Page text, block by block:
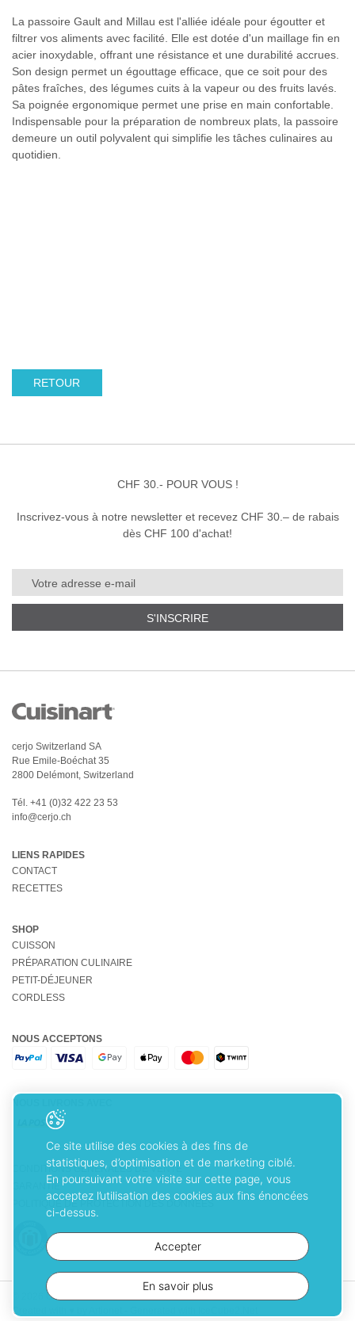
La passoire Gault and Millau est l'alliée idéale pour égoutter et
filtrer vos aliments avec facilité. Elle est dotée d'un maillage fin en
acier inoxydable, offrant une résistance et une durabilité accrues.
Son design permet un égouttage efficace, que ce soit pour des
pâtes fraîches, des légumes cuits à la vapeur ou des fruits lavés.
Sa poignée ergonomique permet une prise en main confortable.
Indispensable pour la préparation de nombreux plats, la passoire
demeure un outil polyvalent qui simplifie les tâches culinaires au
quotidien.
RETOUR
CHF 30.- POUR VOUS !
Inscrivez-vous à notre newsletter et recevez CHF 30.– de rabais
dès CHF 100 d'achat!
S'INSCRIRE
cerjo Switzerland SA
Rue Emile-Boéchat 35
2800 Delémont, Switzerland
Tél. +41 (0)32 422 23 53
info@cerjo.ch
LIENS RAPIDES
CONTACT
RECETTES
SHOP
CUISSON
PRÉPARATION CULINAIRE
PETIT-DÉJEUNER
CORDLESS
NOUS ACCEPTONS
CONDITIONS GÉNÉRALES DE VENTE
GARANTIE
POLITIQUE DE PROTECTION DES DONNÉES
© 2026 Cuisinart. Tous droits réservés
Created with
Ce site utilise des cookies à des fins de
statistiques, d’optimisation et de marketing ciblé.
En poursuivant votre visite sur cette page, vous
acceptez l’utilisation des cookies aux fins énoncées
ci-dessus.
Accepter
En savoir plus